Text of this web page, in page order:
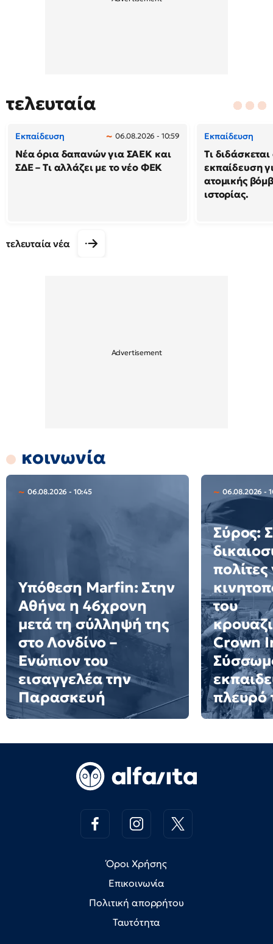
τελευταία
Εκπαίδευση 06.08.2026 - 10:59
Νέα όρια δαπανών για ΣΑΕΚ και
ΣΔΕ – Τι αλλάζει με το νέο ΦΕΚ
Εκπαίδευση
Τι
εκπαίδευση
ατομικής
ιστορίας.
τελευταία νέα
κοινωνία
06.08.2026 - 10:45
Υπόθεση Marfin: Στην
Αθήνα η 46χρονη
μετά τη σύλληψή της
στο Λονδίνο –
Ενώπιον του
εισαγγελέα την
Παρασκευή
06.08.2026 -
Σύρος:
πολίτες
του
Crown
πλευρό
Όροι Χρήσης
Επικοινωνία
Πολιτική απορρήτου
Ταυτότητα